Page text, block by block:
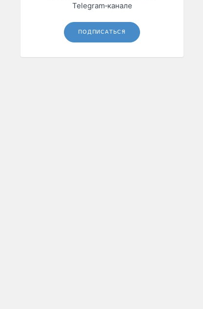
Telegram‑канале
ПОДПИСАТЬСЯ